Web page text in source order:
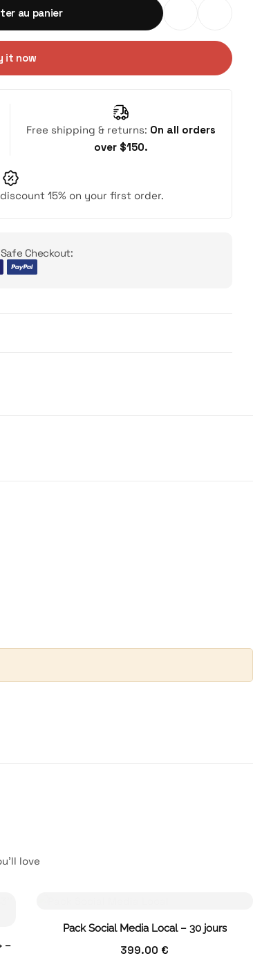
au panier
it now
Free shipping & returns: On all orders
over $150.
15% on your first order.
Checkout:
love
–
Pack Social Media Local – 30 jours
399.00 €